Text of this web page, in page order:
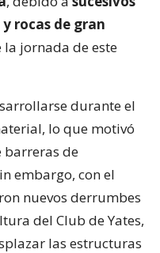
rocas de gran
jornada de este
durante el
lo que motivó
barreras de
embargo, con el
nuevos derrumbes
del Club de Yates,
las estructuras